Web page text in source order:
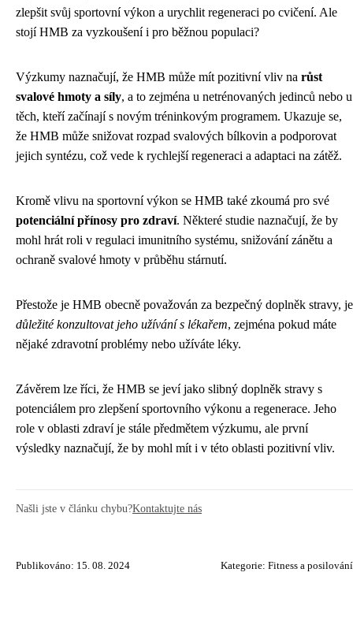
zlepšit svůj sportovní výkon a urychlit regeneraci po cvičení. Ale
stojí HMB za vyzkoušení i pro běžnou populaci?
Výzkumy naznačují, že HMB může mít pozitivní vliv na růst
svalové hmoty a síly, a to zejména u netrénovaných jedinců nebo u
těch, kteří začínají s novým tréninkovým programem. Ukazuje se,
že HMB může snižovat rozpad svalových bílkovin a podporovat
jejich syntézu, což vede k rychlejší regeneraci a adaptaci na zátěž.
Kromě vlivu na sportovní výkon se HMB také zkoumá pro své
potenciální přínosy pro zdraví. Některé studie naznačují, že by
mohl hrát roli v regulaci imunitního systému, snižování zánětu a
ochraně svalové hmoty v průběhu stárnutí.
Přestože je HMB obecně považován za bezpečný doplněk stravy, je
důležité konzultovat jeho užívání s lékařem, zejména pokud máte
nějaké zdravotní problémy nebo užíváte léky.
Závěrem lze říci, že HMB se jeví jako slibný doplněk stravy s
potenciálem pro zlepšení sportovního výkonu a regenerace. Jeho
role v oblasti zdraví je stále předmětem výzkumu, ale první
výsledky naznačují, že by mohl mít i v této oblasti pozitivní vliv.
Našli jste v článku chybu?Kontaktujte nás
Publikováno: 15. 08. 2024 Kategorie: Fitness a posilování